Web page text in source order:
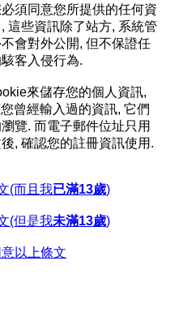
須同意您所提供的任何資
這些資訊除了站方, 系統管
會對外公開, 但不保證任
客入侵行為.
來儲存您的個人資訊,
曾經輸入過的資訊, 它們
覽. 而電子郵件位址只用
, 確認您的註冊資訊使用.
(而且我已滿13歲)
(但是我未滿13歲)
以上條文